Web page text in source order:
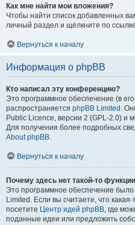
Как мне найти мои вложения?
Чтобы найти список добавленных
личный раздел и щёлкните по
Вернуться к началу
Информация о phpBB
Кто написал эту конференцию?
Это программное обеспечение (в
распространяется phpBB Limited .
Public Licence, версии 2 (GPL-2.0) и
Для получения более подробных
About phpBB.
Вернуться к началу
Почему здесь нет такой-то
Это программное обеспечение
Limited. Если вы считаете, что
посетите Центр идей phpBB, где
поданные идеи или предложить